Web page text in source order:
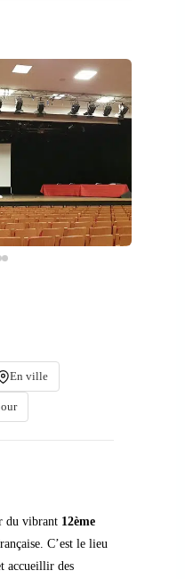
En ville
du vibrant 12ème
C’est le lieu
accueillir des